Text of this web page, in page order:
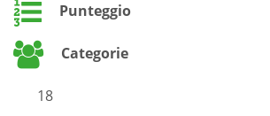
Punteggio
Categorie
18